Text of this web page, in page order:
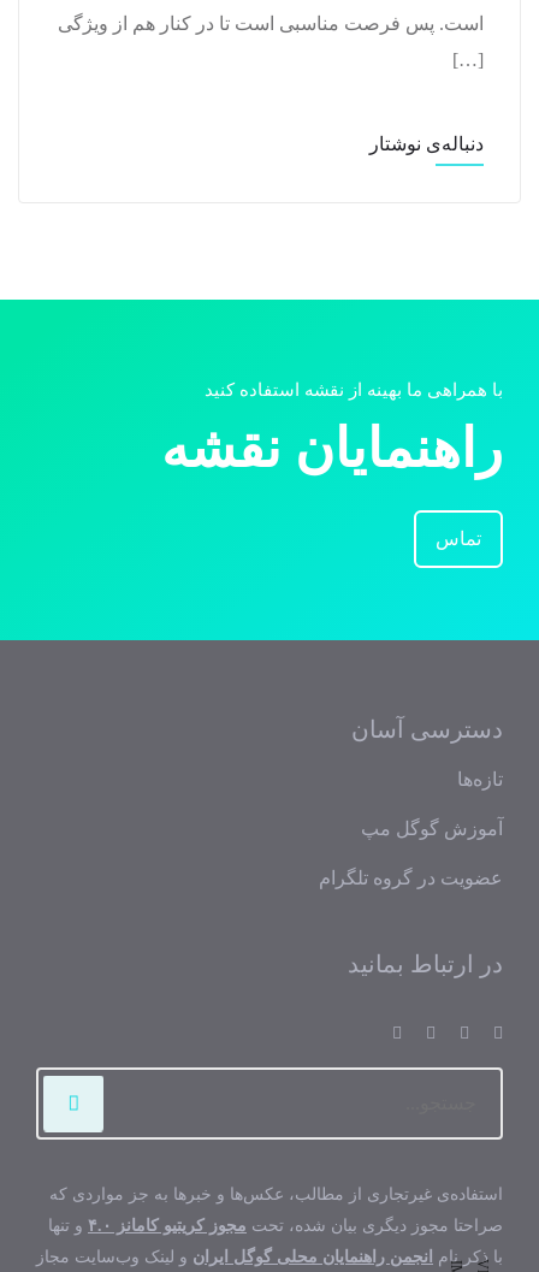
است. پس فرصت مناسبی است تا در کنار هم از ویژگی
[…]
دنباله‌ی نوشتار
با همراهی ما بهینه از نقشه استفاده کنید
راهنمایان نقشه
تماس
دسترسی آسان
تازه‌ها
آموزش گوگل مپ
عضویت در گروه تلگرام
در ارتباط بمانید
استفاده‌ی غیرتجاری از مطالب، عکس‌ها و خبرها به جز مواردی که
صراحتا مجوز دیگری بیان شده، تحت مجوز کریتیو کامانز ۴.۰
و تنها
با ذکر نام
انجمن راهنمایان محلی گوگل ایران و لینک وب‌سایت مجاز